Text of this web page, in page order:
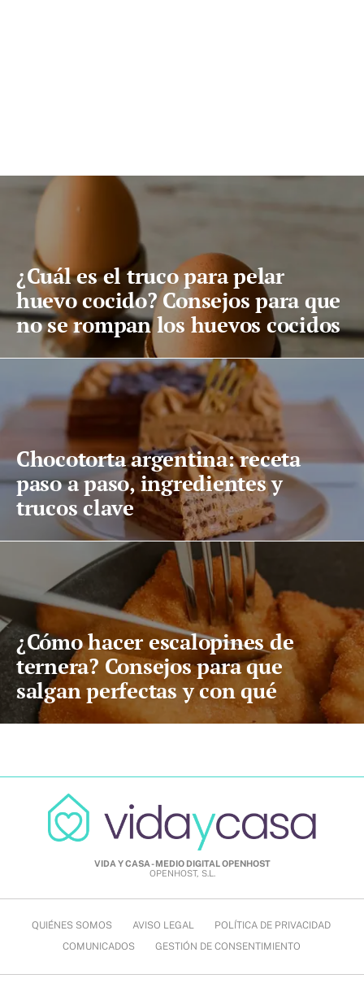
¿Cuál es el truco para pelar
huevo cocido? Consejos para que
no se rompan los huevos cocidos
Chocotorta argentina: receta
paso a paso, ingredientes y
trucos clave
¿Cómo hacer escalopines de
ternera? Consejos para que
salgan perfectas y con qué
acompañarlos
VIDA Y CASA - MEDIO DIGITAL OPENHOST
OPENHOST, S.L.
QUIÉNES SOMOS AVISO LEGAL
POLÍTICA DE PRIVACIDAD
COMUNICADOS
GESTIÓN DE CONSENTIMIENTO